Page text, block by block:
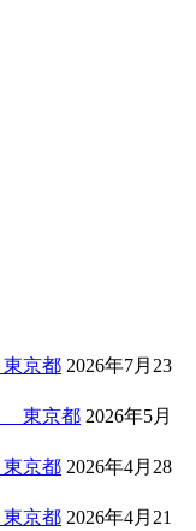
京都 2026年7月23
東京都 2026年5月
京都 2026年4月28
京都 2026年4月21